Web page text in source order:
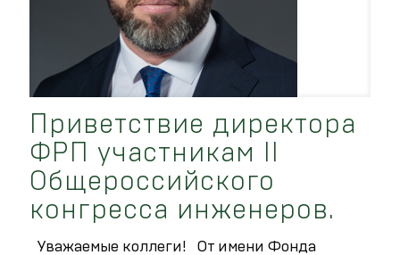
Приветствие директора
ФРП участникам II
Общероссийского
конгресса инженеров.
Уважаемые коллеги! От имени Фонда